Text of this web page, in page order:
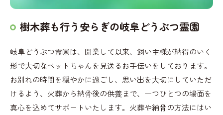
樹木葬も行う安らぎの岐阜どうぶつ霊園
岐阜どうぶつ霊園は、開業して以来、飼い主様が納得のいく
形で大切なペットちゃんを見送るお手伝いをしております。
お別れの時間を穏やかに過ごし、思い出を大切にしていただ
けるよう、火葬から納骨後の供養まで、一つひとつの場面を
真心を込めてサポートいたします。火葬や納骨の方法にはい